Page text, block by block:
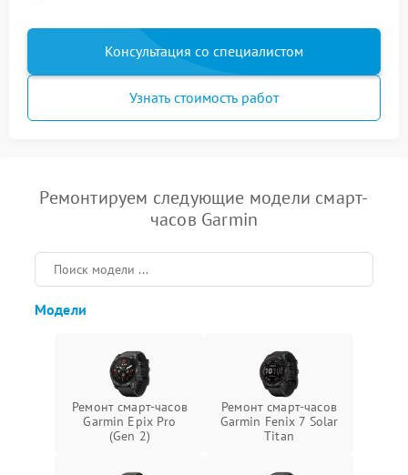
Консультация со специалистом
Узнать стоимость работ
Ремонтируем следующие модели смарт-
часов Garmin
Модели
Ремонт смарт-часов
Garmin Epix Pro
(Gen 2)
Ремонт смарт-часов
Garmin Fenix 7 Solar
Titan